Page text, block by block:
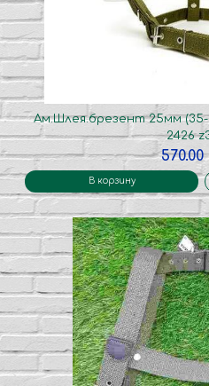
Ам.Шлея.брезент 25мм (35-
2426
В корзину